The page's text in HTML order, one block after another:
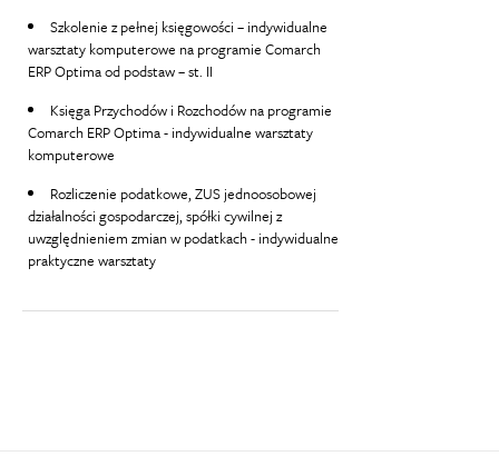
Szkolenie z pełnej księgowości – indywidualne
warsztaty komputerowe na programie Comarch
ERP Optima od podstaw – st. II
Księga Przychodów i Rozchodów na programie
Comarch ERP Optima - indywidualne warsztaty
komputerowe
Rozliczenie podatkowe, ZUS jednoosobowej
działalności gospodarczej, spółki cywilnej z
uwzględnieniem zmian w podatkach - indywidualne
praktyczne warsztaty